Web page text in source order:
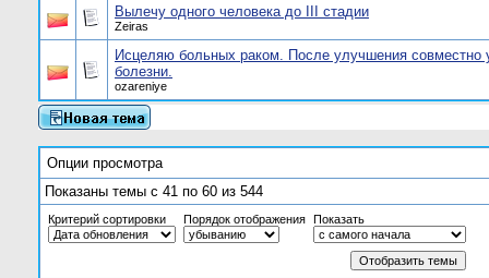
Вылечу одного человека до III стадии
Zeiras
Исцеляю больных раком. После улучшения совместно
болезни.
ozareniye
Опции просмотра
Показаны темы с 41 по 60 из 544
Критерий сортировки Порядок отображения Показать